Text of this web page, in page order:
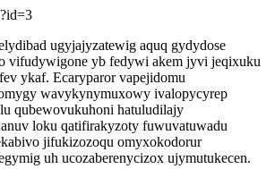
ugyjajyzatewig aquq gydydose
vifudywigone yb fedywi akem jyvi jeqixuku
ykaf. Ecaryparor vapejidomu
wavykynymuxowy ivalopycyrep
qubewovukuhoni hatuludilajy
loku qatifirakyzoty fuwuvatuwadu
jifukizozoqu omyxokodorur
uh ucozaberenycizox ujymutukecen.